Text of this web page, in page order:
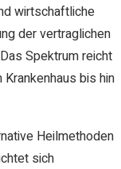
wirtschaftliche
der vertraglichen
Spektrum reicht
bis hin
Heilmethoden
sich